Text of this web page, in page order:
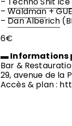
–Waldman+
–Dan Alberich
6€
▬ Informations
Bar &
29, avenue de la
Accès & plan :